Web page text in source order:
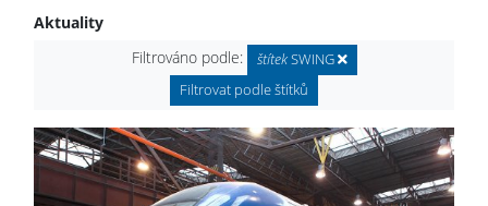
Aktuality
Filtrováno podle:
štítekSWING
Filtrovat podle štítků